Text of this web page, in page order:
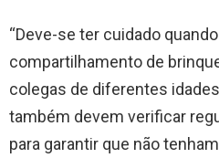
“Deve-se ter cuidado
compartilhamento de
colegas de diferentes
também devem verificar
para garantir que não